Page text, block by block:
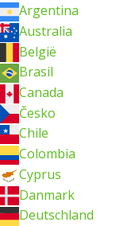
Argentina
Australia
België
Brasil
Canada
Česko
Chile
Colombia
Cyprus
Danmark
Deutschland